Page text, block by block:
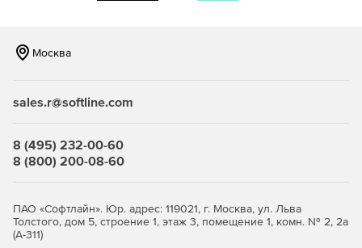
Москва
sales.r@softline.com
8 (495) 232-00-60
8 (800) 200-08-60
ПАО «Софтлайн». Юр. адрес: 119021, г. Москва, ул. Льва
Толстого, дом 5, строение 1, этаж 3, помещение 1, комн. № 2, 2а
(А-311)